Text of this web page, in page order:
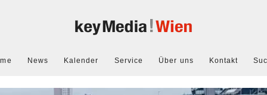
News Kalender Service Über uns Kontakt